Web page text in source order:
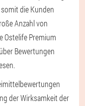
die Kunden
Anzahl von
Ostelife Premium
Bewertungen
der Wirksamkeit der